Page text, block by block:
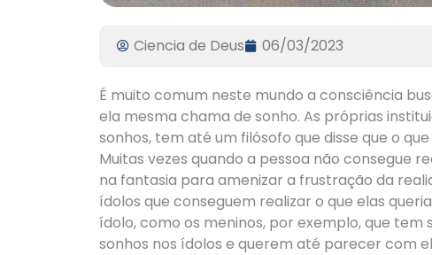
Ciencia de Deus 06/03/2023
É muito comum neste mundo a consciência
ela mesma chama de sonho. As próprias
sonhos, tem até um filósofo que disse que o
Muitas vezes quando a pessoa não consegue
na fantasia para amenizar a frustração da
ídolos que conseguem realizar o que elas
ídolo, como os meninos, por exemplo, que tem
sonhos nos ídolos e querem até parecer com